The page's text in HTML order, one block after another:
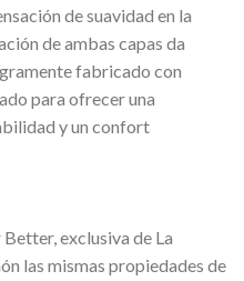
de suavidad en la
de ambas capas da
fabricado con
para ofrecer una
y un confort
exclusiva de La
las mismas propiedades de